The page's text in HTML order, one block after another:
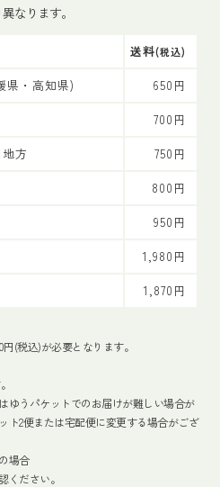
なります。
送料(税込)
県・高知県)
650円
700円
方
750円
800円
950円
1,980円
1,870円
(税込)が必要となります。
ゆうパケットでのお届けが難しい場合が
ト2便または宅配便に変更する場合がござ
場合
ください。